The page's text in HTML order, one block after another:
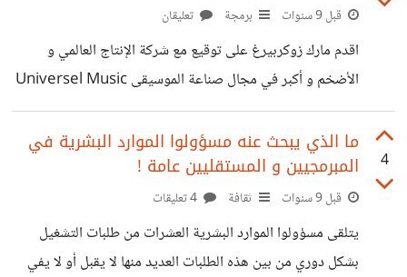
قبل 9 سنوات برمجة تعليقان
اقدم مارك زوكربيرغ على توقيع مع شركة الإنتاج العالمي و
الأضخم و أكبر في مجال صناعة الموسيقى Universel Music
و ذالك لبث المحتوى الموسيقي على موقع فايسبوك مقابل صفقة
بملايين الدولارات هذه الأخيرة موقعة عقد احتكار منذ سنوات
مع youtube ضمن منصة vevo هذه الخطوة مهمة و تعتبر
تحديا حقيقيا ليوتيوب في الحفاظ على مكانته مانشهده اليوم
هو أول نتائج الغاء قانون حيادية الأنترنيت الخطوة المجنونة
التي اقدم عنها ترامب مؤخرا
4
ما الذي يبحث عنه مسؤولوا الموارد البشرية في
المبرمجيين و المستقليين عامة !
قبل 9 سنوات ثقافة
يتلقى مسؤولوا الموارد البشرية العشرات من طلبات التشغيل
بشكل دوري من بين هذه الطلبات العديد منها لا يقبل أو لا يفي